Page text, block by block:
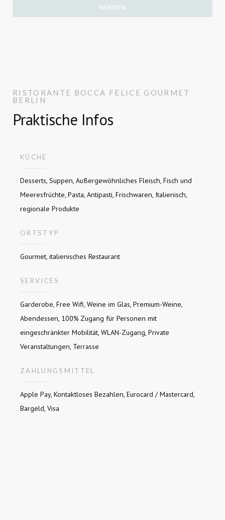
RISTORANTE BOCCA FELICE GOURMET
BERLIN
Praktische Infos
KÜCHE
Desserts, Suppen, Außergewöhnliches Fleisch, Fisch und
Meeresfrüchte, Pasta, Antipasti, Frischwaren, Italienisch,
regionale Produkte
ORTSTYP
Gourmet, italienisches Restaurant
SERVICES
Garderobe, Free Wifi, Weine im Glas, Premium-Weine,
Abendessen, 100% Zugang für Personen mit
eingeschränkter Mobilität, WLAN-Zugang, Private
Veranstaltungen, Terrasse
ZAHLUNGSMITTEL
Apple Pay, Kontaktloses Bezahlen, Eurocard / Mastercard,
Bargeld, Visa
Ristorante Bocca Felice